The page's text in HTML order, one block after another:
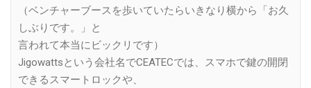
（ベンチャーブースを歩いていたらいきなり横から「お久
しぶりです。」と
言われて本当にビックリです）
Jigowattsという会社名でCEATECでは、スマホで鍵の開閉
できるスマートロックや、